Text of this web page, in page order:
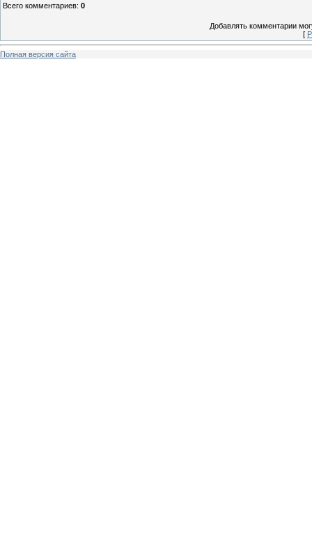
Всего комментариев: 0
Добавлять комментарии
[
Полная версия сайта